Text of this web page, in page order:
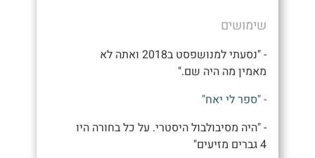
שימושים
- "נסעתי למנושפסט ב2018 ואתה לא
מאמין מה היה שם."
- "ספר לי יאח"
- "היה מסיבולבול היסטרי. על כל בחורה היו
4 גברים מזיעים"